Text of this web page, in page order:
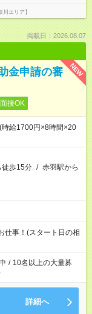
エリア】
掲載日：2026.08.07
NEW
金申請の審
接OK
給1700円×8時間×20
徒歩15分 / 赤羽駅から
仕事！(スタート日の相
/ 10名以上の大量募
詳細へ